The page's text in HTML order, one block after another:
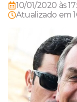
10/01/2020 às
Atualizado em